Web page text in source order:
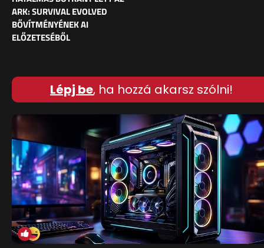
ARK: SURVIVAL EVOLVED
BŐVÍTMÉNYÉNEK AI
ELŐZETESÉBŐL
Lépj be, ha hozzá akarsz szólni!